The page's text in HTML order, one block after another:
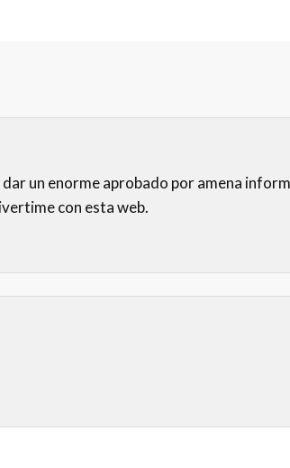
un enorme aprobado por amena
con esta web.